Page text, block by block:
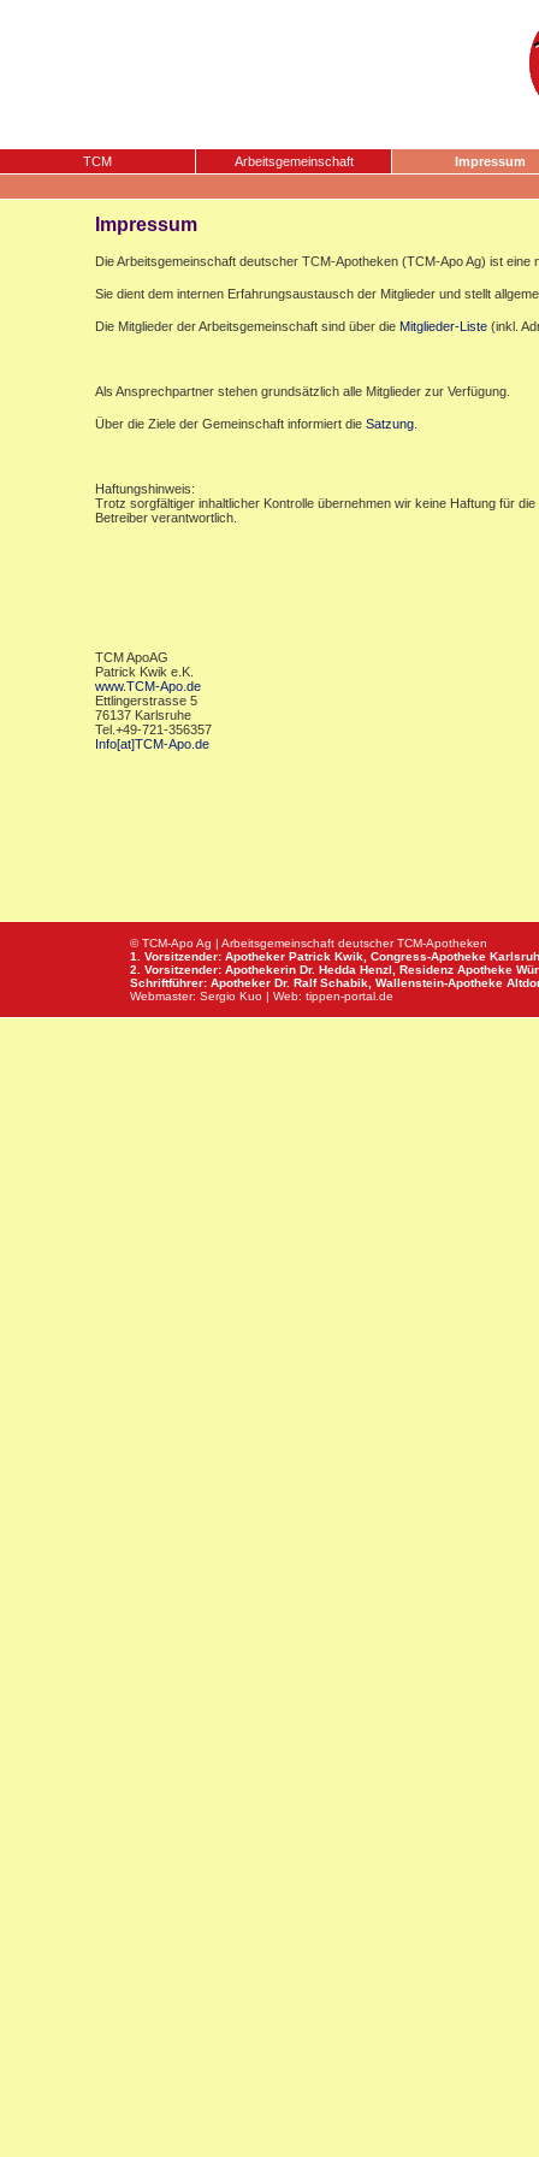
TCM Arbeitsgemeinschaft Impressum
Impressum
Die Arbeitsgemeinschaft deutscher TCM-Apotheken (TCM-Apo Ag) ist eine
Sie dient dem internen Erfahrungsaustausch der Mitglieder und stellt
Die Mitglieder der Arbeitsgemeinschaft sind über die Mitglieder-Liste (inkl.
Als Ansprechpartner stehen grundsätzlich alle Mitglieder zur Verfügung.
Über die Ziele der Gemeinschaft informiert die Satzung
Haftungshinweis:
Trotz sorgfältiger inhaltlicher Kontrolle übernehmen wir keine Haftung für
Betreiber verantwortlich.
TCM ApoAG
Patrick Kwik e.K.
www.TCM-Apo.de
Ettlingerstrasse 5
76137 Karlsruhe
Tel.+49-721-356357
Info[at]TCM-Apo.de
© TCM-Apo Ag | Arbeitsgemeinschaft deutscher TCM-Apotheken
1. Vorsitzender: Apotheker Patrick Kwik, Congress-Apotheke
2. Vorsitzender: Apothekerin Dr. Hedda Henzl, Residenz Apotheke
Schriftführer: Apotheker Dr. Ralf Schabik, Wallenstein-Apotheke
Webmaster: Sergio Kuo | Web: tippen-portal.de